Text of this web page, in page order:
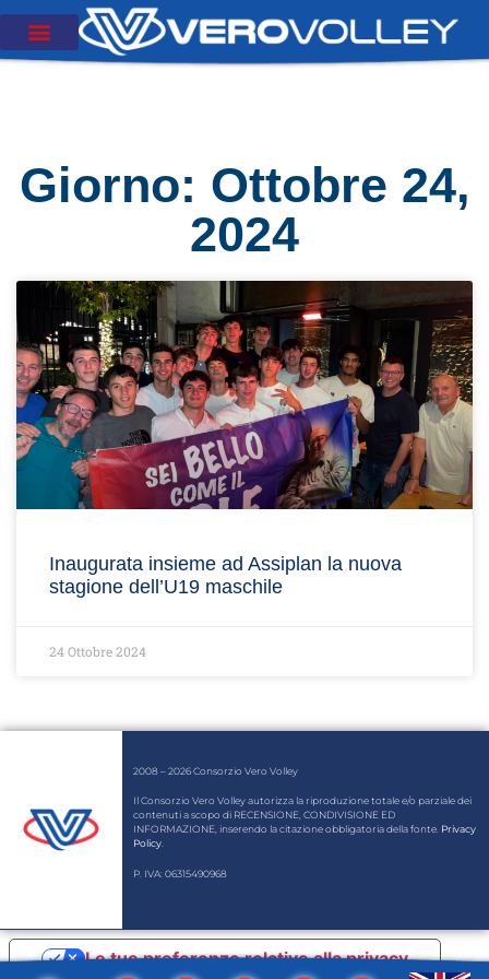
Giorno: Ottobre 24,
2024
Inaugurata insieme ad Assiplan la nuova
stagione dell’U19 maschile
24 Ottobre 2024
2008 – 2026 Consorzio Vero Volley
Il Consorzio Vero Volley autorizza la riproduzione totale e/o parziale dei
contenuti a scopo di RECENSIONE, CONDIVISIONE ED
INFORMAZIONE, inserendo la citazione obbligatoria della fonte. Privacy
Policy.
P. IVA: 06315490968
Le tue preferenze relative alla privacy